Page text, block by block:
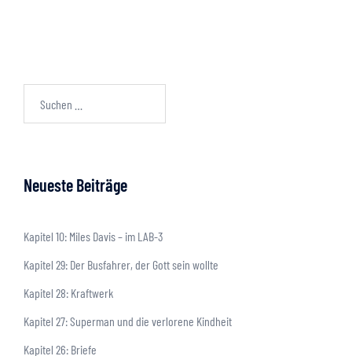
Neueste Beiträge
Kapitel 10: Miles Davis – im LAB-3
Kapitel 29: Der Busfahrer, der Gott sein wollte
Kapitel 28: Kraftwerk
Kapitel 27: Superman und die verlorene Kindheit
Kapitel 26: Briefe